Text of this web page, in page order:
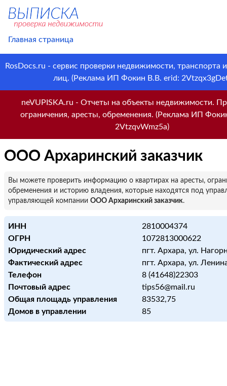
Главная страница
RosDocs.ru - сервис проверки недвижимости, транспорта
лиц. (Реклама ИП Фокин В.В. erid:
neVUPISKA.ru - Отчеты на объекты недвижимости.
ограничения, аресты, обременения. (Реклама ИП
2VtzqvWmz5a)
ООО Архаринский заказчик
Вы можете проверить информацию о квартирах на аресты,
обременения и историю владения, которые находятся под
управляющей компании ООО Архаринский заказчик.
ИНН
2810004374
ОГРН
1072813000622
Юридический адрес
пгт. Архара, ул.
Фактический адрес
пгт. Архара, ул.
Телефон
8 (41648)22303
Почтовый адрес
tips56@mail.ru
Общая площадь управления
83532,75
Домов в управлении
85